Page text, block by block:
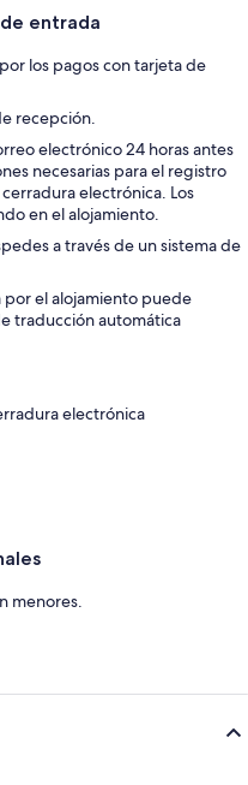
entrada
los pagos con tarjeta de
recepción.
electrónico 24 horas antes
necesarias para el registro
electrónica. Los
en el alojamiento.
a través de un sistema de
el alojamiento puede
traducción automática
electrónica
menores.